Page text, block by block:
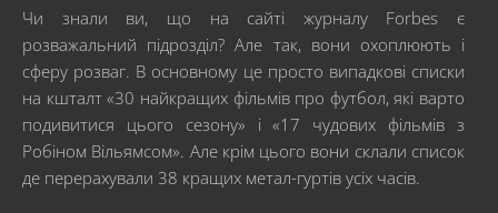
Чи знали ви, що на сайті журналу Forbes є
розважальний підрозділ? Але так, вони охоплюють і
сферу розваг. В основному це просто випадкові списки
на кшталт «30 найкращих фільмів про футбол, які варто
подивитися цього сезону» і «17 чудових фільмів з
Робіном Вільямсом». Але крім цього вони склали список
де перерахували 38 кращих метал-гуртів усіх часів.